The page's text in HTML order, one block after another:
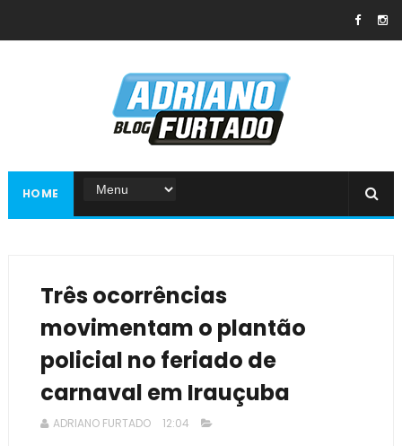
HOME
Três ocorrências
movimentam o plantão
policial no feriado de
carnaval em Irauçuba
ADRIANO FURTADO 12:04